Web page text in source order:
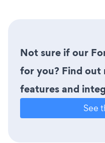
Not sure if our
for you? Find out
features and
See